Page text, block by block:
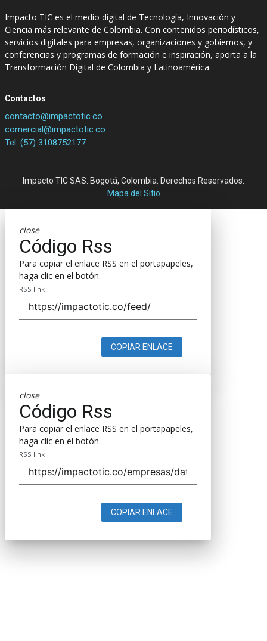
Impacto TIC es el medio digital de Tecnología, Innovación y
Ciencia más relevante de Colombia. Con contenidos periodísticos,
servicios digitales para empresas, organizaciones y gobiernos, y
conferencias y programas de formación e inspiración, aporta a la
Transformación Digital de Colombia y Latinoamérica.
Contactos
contacto@impactotic.co
comercial@impactotic.co
Tel. (57) 3108752177
Impacto TIC SAS. Bogotá, Colombia. Derechos Reservados.
Mapa del Sitio
close
Código Rss
Para copiar el enlace RSS en el portapapeles,
haga clic en el botón.
RSS link
COPIAR ENLACE
close
Código Rss
Para copiar el enlace RSS en el portapapeles,
haga clic en el botón.
RSS link
COPIAR ENLACE